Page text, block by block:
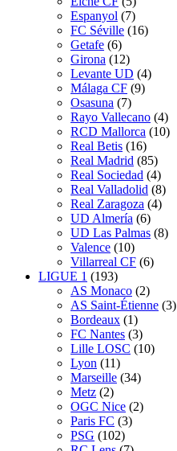
Espanyol (7)
FC Séville (16)
Getafe (6)
Girona (12)
Levante UD (4)
Málaga CF (9)
Osasuna (7)
Rayo Vallecano (4)
RCD Mallorca (10)
Real Betis (16)
Real Madrid (85)
Real Sociedad (4)
Real Valladolid (8)
Real Zaragoza (4)
UD Almería (6)
UD Las Palmas (8)
Valence (10)
Villarreal CF (6)
LIGUE 1 (193)
AS Monaco (2)
AS Saint-Étienne (3)
Bordeaux (1)
FC Nantes (3)
Lille LOSC (10)
Lyon (11)
Marseille (34)
Metz (2)
OGC Nice (2)
Paris FC (3)
PSG (102)